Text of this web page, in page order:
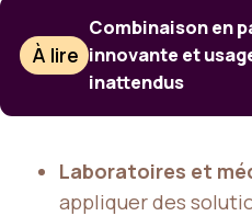
À lire
Combinaison en
innovante et
inattendus
Laboratoires et
appliquer des